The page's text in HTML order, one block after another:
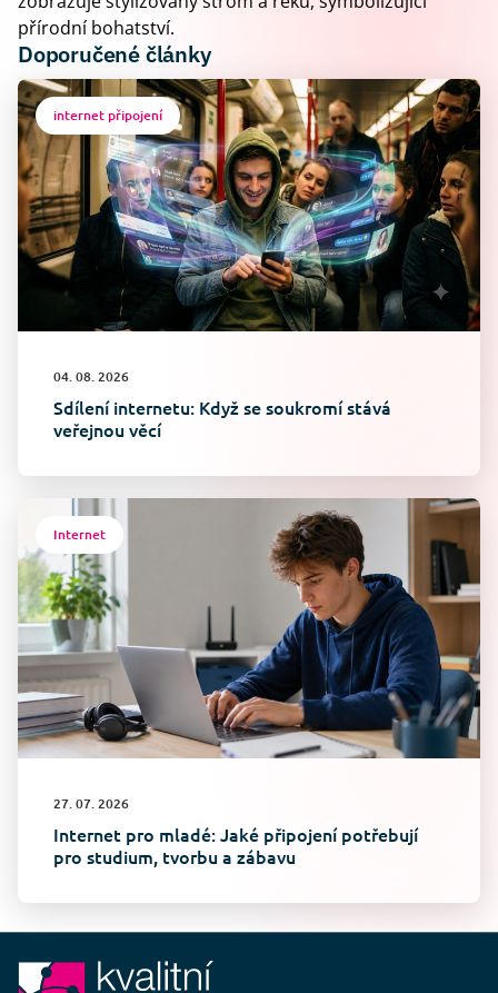
přírodní bohatství.
Doporučené články
internet připojení
04. 08. 2026
Sdílení internetu: Když se soukromí stává
veřejnou věcí
Internet
27. 07. 2026
Internet pro mladé: Jaké připojení potřebují
pro studium, tvorbu a zábavu